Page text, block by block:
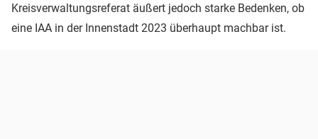
Kreisverwaltungsreferat äußert jedoch starke Bedenken, ob
eine IAA in der Innenstadt 2023 überhaupt machbar ist.